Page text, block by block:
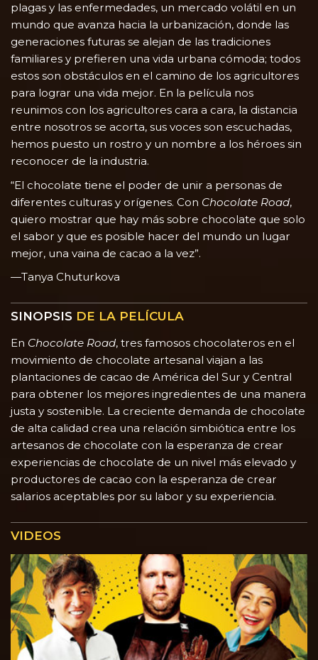
plagas y las enfermedades, un mercado volátil en un
mundo que avanza hacia la urbanización, donde las
generaciones futuras se alejan de las tradiciones
familiares y prefieren una vida urbana cómoda; todos
estos son obstáculos en el camino de los agricultores
para lograr una vida mejor. En la película nos
reunimos con los agricultores cara a cara, la distancia
entre nosotros se acorta, sus voces son escuchadas,
hemos puesto un rostro y un nombre a los héroes sin
reconocer de la industria.
“El chocolate tiene el poder de unir a personas de
diferentes culturas y orígenes. Con Chocolate Road,
quiero mostrar que hay más sobre chocolate que solo
el sabor y que es posible hacer del mundo un lugar
mejor, una vaina de cacao a la vez”.
—Tanya Chuturkova
SINOPSIS DE LA PELÍCULA
En Chocolate Road, tres famosos chocolateros en el
movimiento de chocolate artesanal viajan a las
plantaciones de cacao de América del Sur y Central
para obtener los mejores ingredientes de una manera
justa y sostenible. La creciente demanda de chocolate
de alta calidad crea una relación simbiótica entre los
artesanos de chocolate con la esperanza de crear
experiencias de chocolate de un nivel más elevado y
productores de cacao con la esperanza de crear
salarios aceptables por su labor y su experiencia.
VIDEOS